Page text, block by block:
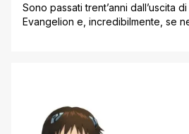
Sono passati trent’anni dall’uscita
Evangelion e, incredibilmente, se
realizzato proprio per la
realtà, era stato mostrato
EVANGELION:30+, l’evento
saga creata da Hideaki Anno. In [']